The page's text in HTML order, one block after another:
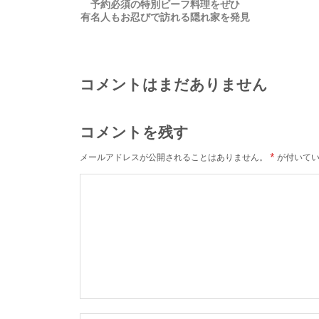
予約必須の特別ビーフ料理をぜひ
有名人もお忍びで訪れる隠れ家を発見
コメントはまだありません
コメントを残す
メールアドレスが公開されることはありません。 * が付いて